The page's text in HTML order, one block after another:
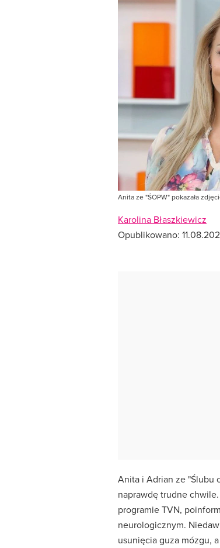
Anita ze "ŚOPW" pokazała
Karolina Błaszkiewicz
Opublikowano:
Anita i Adrian ze "Ślubu
naprawdę trudne
programie TVN,
neurologicznym.
usunięcia guza mózgu,